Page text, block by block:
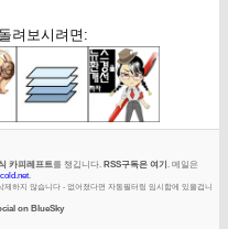
려보시려면:
카피레프트를 챙깁니다. RSS구독은 여기. 메일은
.
하지 않습니다 - 없어졌다면 자동필터링 임시함에 있을겁니
on BlueSky